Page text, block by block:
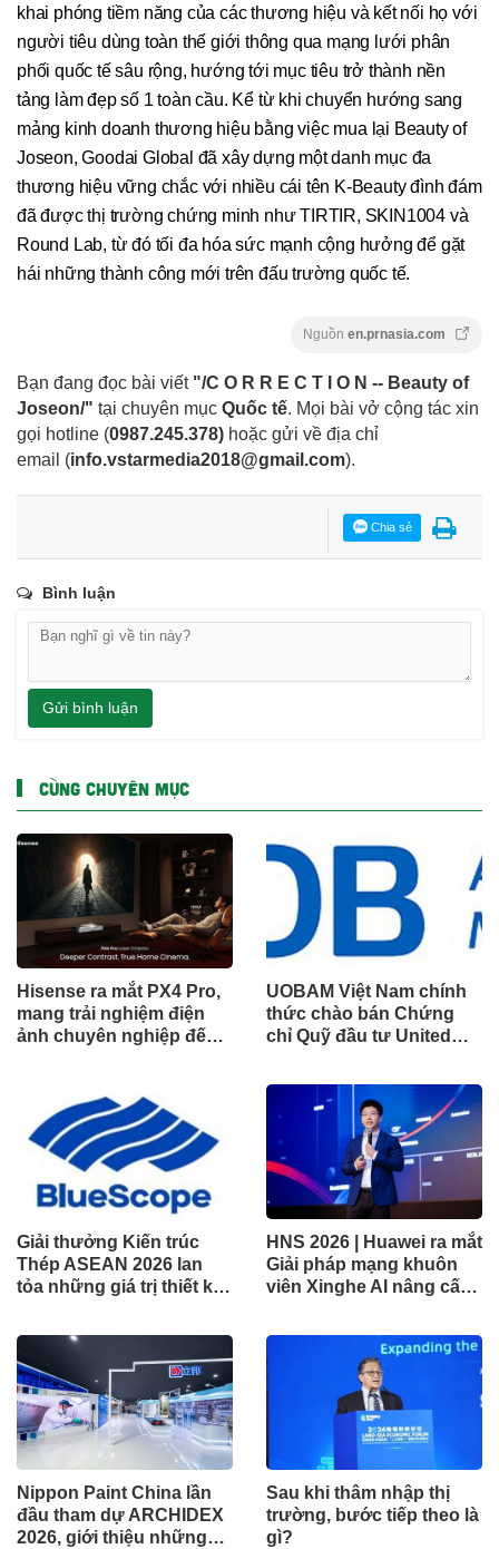
khai phóng tiềm năng của các thương hiệu và kết nối họ với
người tiêu dùng toàn thế giới thông qua mạng lưới phân
phối quốc tế sâu rộng, hướng tới mục tiêu trở thành nền
tảng làm đẹp số 1 toàn cầu. Kể từ khi chuyển hướng sang
mảng kinh doanh thương hiệu bằng việc mua lại Beauty of
Joseon, Goodai Global đã xây dựng một danh mục đa
thương hiệu vững chắc với nhiều cái tên K-Beauty đình đám
đã được thị trường chứng minh như TIRTIR, SKIN1004 và
Round Lab, từ đó tối đa hóa sức mạnh cộng hưởng để gặt
hái những thành công mới trên đấu trường quốc tế.
Nguồn en.prnasia.com
Bạn đang đọc bài viết "/C O R R E C T I O N -- Beauty of
Joseon/" tại chuyên mục Quốc tế. Mọi bài vở cộng tác xin
gọi hotline (0987.245.378) hoặc gửi về địa chỉ
email (info.vstarmedia2018@gmail.com).
Chia sẻ
Bình luận
Gửi bình luận
CÙNG CHUYÊN MỤC
Hisense ra mắt PX4 Pro,
mang trải nghiệm điện
ảnh chuyên nghiệp đến
UOBAM Việt Nam chính
thức chào bán Chứng
chỉ Quỹ đầu tư United
(UMMF)
Giải thưởng Kiến trúc
Thép ASEAN 2026 lan
tỏa những giá trị thiết kế
vực
HNS 2026 | Huawei ra mắt
Giải pháp mạng khuôn
viên Xinghe AI nâng cấp
Nippon Paint China lần
đầu tham dự ARCHIDEX
2026, giới thiệu những
Sau khi thâm nhập thị
trường, bước tiếp theo là
gì?